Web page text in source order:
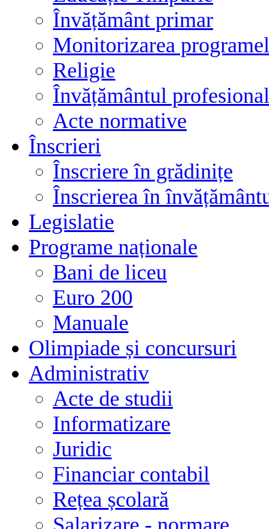
Învățământ primar
Monitorizarea
Religie
Învățământul
Acte normative
Înscrieri
Înscriere în grădinițe
Înscrierea în
Legislatie
Programe naționale
Bani de liceu
Euro 200
Manuale
Olimpiade și concursuri
Administrativ
Acte de studii
Informatizare
Juridic
Financiar contabil
Rețea școlară